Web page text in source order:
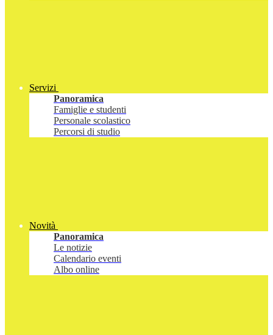
Servizi
Panoramica
Famiglie e studenti
Personale scolastico
Percorsi di studio
Novità
Panoramica
Le notizie
Calendario eventi
Albo online